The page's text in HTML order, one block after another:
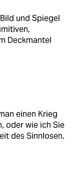
und Spiegel
Deckmantel
einen Krieg
oder wie ich Sie
des Sinnlosen.